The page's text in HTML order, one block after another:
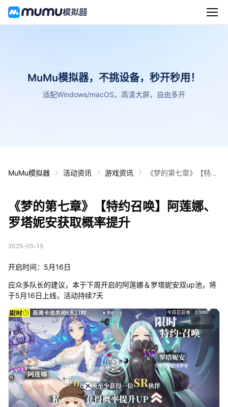
MuMu模拟器，不挑设备，秒开秒用！
适配Windows/macOS，高清大屏，自由多开
MuMu模拟器 活动资讯 游戏资讯
《梦的第七章》【特约
《梦的第七章》【特约召唤】阿莲娜、
罗塔妮安获取概率提升
2025-05-15
开启时间：5月16日
应众多队长的建议，本于下周开启的阿莲娜＆罗塔妮安双up池，将
于5月16日上线，活动持续7天